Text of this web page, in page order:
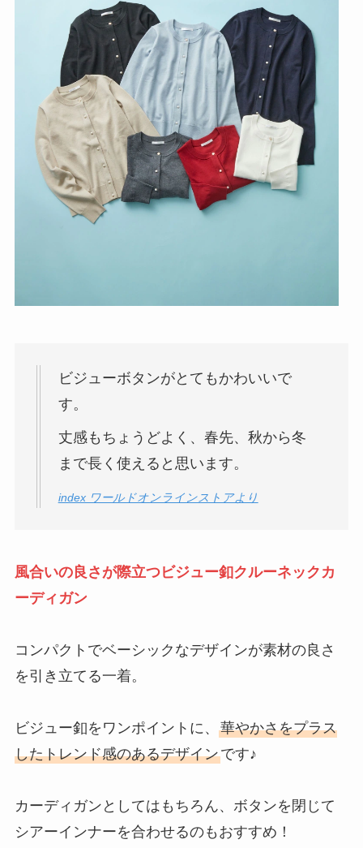
ビジューボタンがとてもかわいいで
す。
丈感もちょうどよく、春先、秋から冬
まで長く使えると思います。
index ワールドオンラインストアより
風合いの良さが際立つビジュー釦クルーネックカ
ーディガン
コンパクトでベーシックなデザインが素材の良さ
を引き立てる一着。
ビジュー釦をワンポイントに、 華やかさをプラス
したトレンド感のあるデザインです♪
カーディガンとしてはもちろん、ボタンを閉じて
シアーインナーを合わせるのもおすすめ！